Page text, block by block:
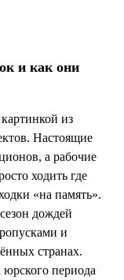
и как они
из
Настоящие
а рабочие
ходить где
«на память».
дождей
и
странах.
периода